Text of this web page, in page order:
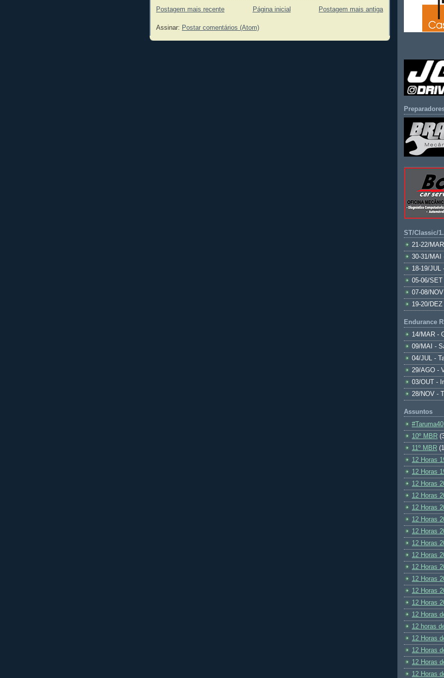
Postagem mais recente Postagem mais antiga
Página inicial
Assinar: Postar comentários (Atom)
ST/Classic/
21-22/
30-31/MAI
18-19/JUL
05-06/
07-08/
19-20/
Endurance
14/MAR -
09/MAI -
04/JUL -
29/AGO -
03/OUT -
28/NOV -
Assuntos
#Taruma40
10º MBR
11º MBR
12 Horas
12 Horas
12 Horas
12 Horas
12 Horas
12 Horas
12 Horas
12 Horas
12 Horas
12 Horas
12 Horas
12 Horas
12 Horas
12 Horas
12 horas
12 Horas
12 Horas
12 Horas
12 Horas